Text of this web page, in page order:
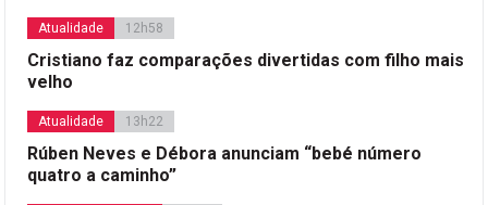
Atualidade 12h58
Cristiano faz comparações divertidas com filho mais
velho
Atualidade 13h22
Rúben Neves e Débora anunciam “bebé número
quatro a caminho”